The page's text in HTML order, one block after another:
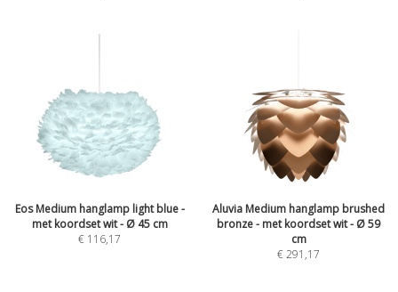
Eos Medium hanglamp light blue -
met koordset wit - Ø 45 cm
€ 116,17
Aluvia Medium hanglamp brushed
bronze - met koordset wit - Ø 59
cm
€291,17